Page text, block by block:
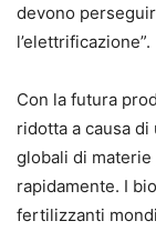
devono
l’elettrificazione”.
Con la futura
ridotta a causa
globali di
rapidamente. I
fertilizzanti